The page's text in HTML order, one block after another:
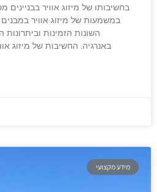
בחשיבותו של מיזוג אוויר
במשמעות של מיזוג אוויר
השונות הזמינות
באנרגיה. החשיבות של מיזוג
מידע מקצועי